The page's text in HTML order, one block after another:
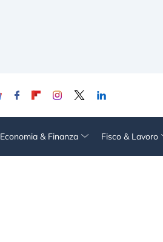
Economia & Finanza Fisco & Lavoro